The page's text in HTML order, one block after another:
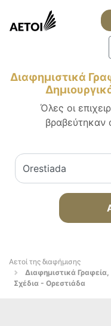
Διαφημιστικά
Όλες οι
βραβεύτηκαν
Αετοί της διαφήμισης
Διαφημιστικά
Σχέδια - Ορεστιάδα